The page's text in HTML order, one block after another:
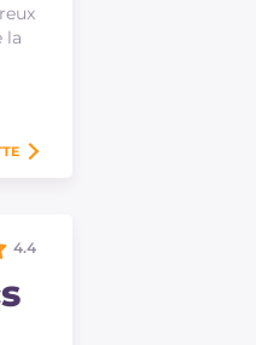
la
4.4